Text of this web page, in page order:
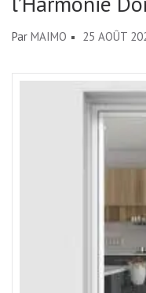
Par MAIMO 25 AOÛT